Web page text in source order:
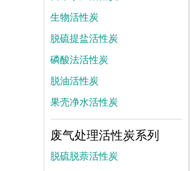
生物活性炭
脱硫提盐活性炭
磷酸法活性炭
脱油活性炭
果壳净水活性炭
废气处理活性炭系列
脱硫脱萘活性炭